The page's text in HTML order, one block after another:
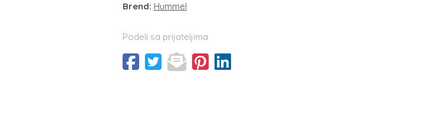
Brend: Hummel
Podeli sa prijateljima